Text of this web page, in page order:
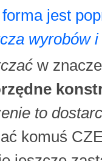
forma jest
wyrobów i
w
to
komuś